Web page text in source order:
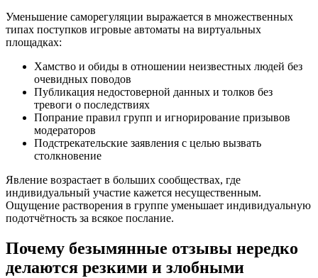
Уменьшение саморегуляции выражается в множественных
типах поступков игровые автоматы на виртуальных
площадках:
Хамство и обиды в отношении неизвестных людей без
очевидных поводов
Публикация недостоверной данных и толков без
тревоги о последствиях
Попрание правил групп и игнорирование призывов
модераторов
Подстрекательские заявления с целью вызвать
столкновение
Явление возрастает в больших сообществах, где
индивидуальный участие кажется несущественным.
Ощущение растворения в группе уменьшает индивидуальную
подотчётность за всякое послание.
Почему безымянные отзывы нередко
делаются резкими и злобными